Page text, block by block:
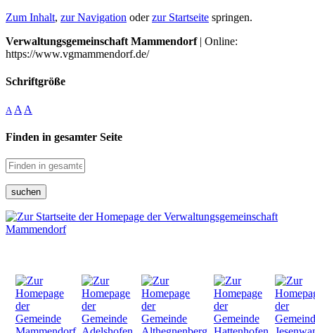
Zum Inhalt, zur Navigation oderzur Startseite springen.
Verwaltungsgemeinschaft Mammendorf| Online:
https://www.vgmammendorf.de/
Schriftgröße
A A A
Finden in gesamter Seite
suchen